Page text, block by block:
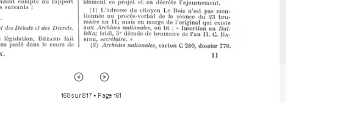
168 sur 817 • Page 161